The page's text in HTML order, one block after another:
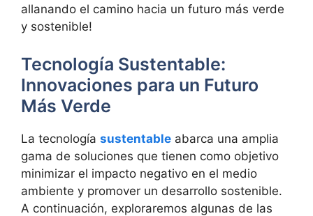
allanando el camino hacia un futuro más verde
y sostenible!
Tecnología Sustentable:
Innovaciones para un Futuro
Más Verde
La tecnología sustentable abarca una amplia
gama de soluciones que tienen como objetivo
minimizar el impacto negativo en el medio
ambiente y promover un desarrollo sostenible.
A continuación, exploraremos algunas de las